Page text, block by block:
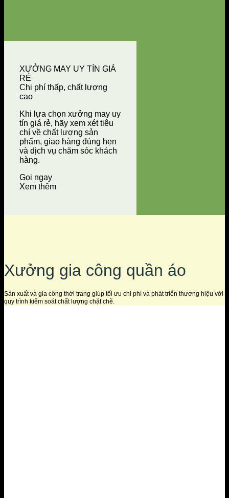
XƯỞNG MAY UY TÍN GIÁ
RẺ
Chi phí thấp, chất lượng
cao
Khi lựa chọn xưởng may uy
tín giá rẻ, hãy xem xét tiêu
chí về chất lượng sản
phẩm, giao hàng đúng hẹn
và dịch vụ chăm sóc khách
hàng.
Gọi ngay
Xem thêm
Xưởng gia công quần áo
Sản xuất và gia công thời trang giúp tối ưu chi phí và phát triển thương hiệu với
quy trình kiểm soát chất lượng chặt chẽ.